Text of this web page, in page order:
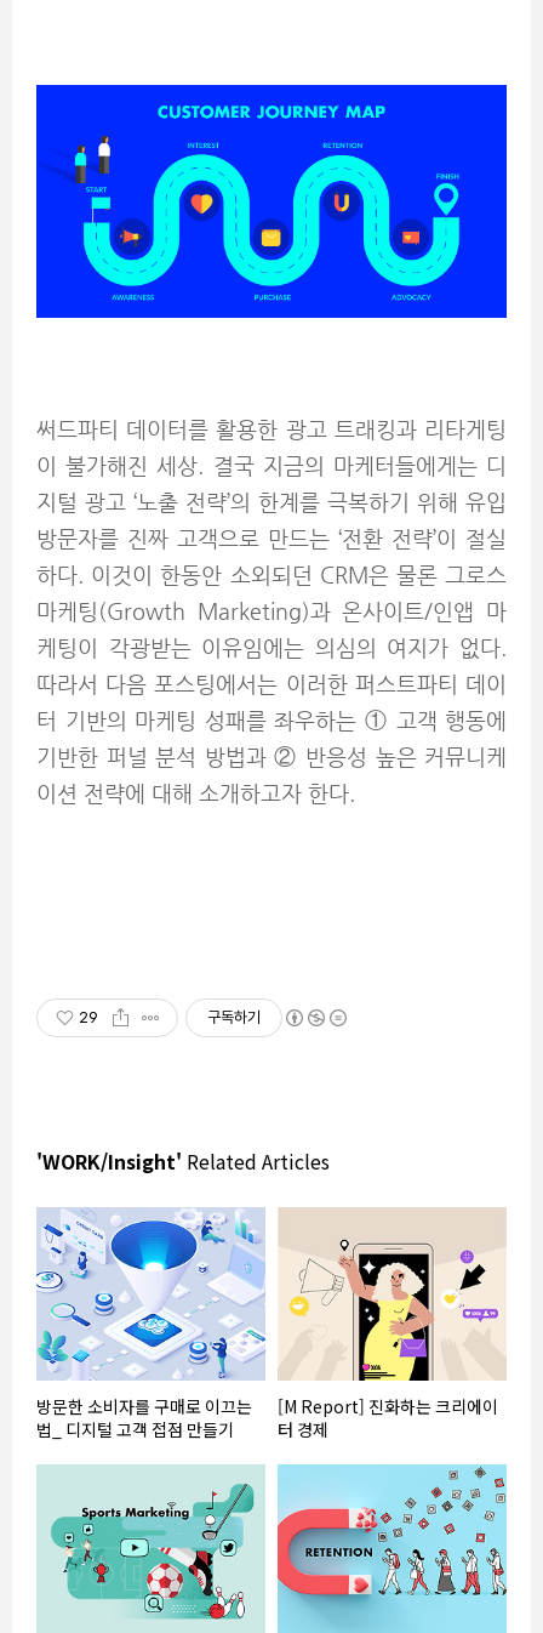
써드파티 데이터를 활용한 광고 트래킹과 리타게팅
이 불가해진 세상. 결국 지금의 마케터들에게는 디
지털 광고 ‘노출 전략’의 한계를 극복하기 위해 유입
방문자를 진짜 고객으로 만드는 ‘전환 전략’이 절실
하다. 이것이 한동안 소외되던 CRM은 물론 그로스
마케팅(Growth Marketing)과 온사이트/인앱 마
케팅이 각광받는 이유임에는 의심의 여지가 없다.
따라서 다음 포스팅에서는 이러한 퍼스트파티 데이
터 기반의 마케팅 성패를 좌우하는 ① 고객 행동에
기반한 퍼널 분석 방법과 ② 반응성 높은 커뮤니케
이션 전략에 대해 소개하고자 한다.
29 구독하기
'WORK/Insight' Related Articles
방문한 소비자를 구매로 이끄는
법_ 디지털 고객 접점 만들기
[M Report] 진화하는 크리에이
터 경제